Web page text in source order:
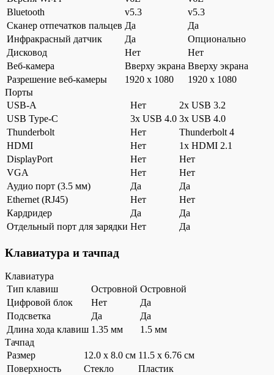
Bluetooth
v5.3
v5.3
Сканер отпечатков пальцев Да
Да
Инфракрасный датчик
Да
Опционально
Дисковод
Нет
Нет
Веб-камера
Вверху экрана Вверху экрана
Разрешение веб-камеры
1920 x 1080
1920 x 1080
Порты
USB-A
Нет
2x USB 3.2
USB Type-C
3x USB 4.0 3x USB 4.0
Thunderbolt
Нет
Thunderbolt 4
HDMI
Нет
1x HDMI 2.1
DisplayPort
Нет
Нет
VGA
Нет
Нет
Аудио порт (3.5 мм)
Да
Да
Ethernet (RJ45)
Нет
Нет
Кардридер
Да
Да
Отдельный порт для зарядки Нет Да
Клавиатура и тачпад
Клавиатура
Тип клавиш
Островной Островной
Цифровой блок
Нет
Да
Подсветка
Да
Да
Длина хода клавиш 1.35 мм
1.5 мм
Тачпад
Размер
12.0 x 8.0 см 11.5 x 6.76 см
Поверхность
Стекло
Пластик